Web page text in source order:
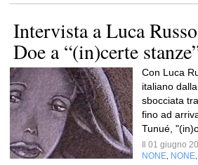
Intervista a Luca
Doe a “(in)certe
Con Luca
italiano
sbocciata
fino ad
Tunué,
Il 01 giugno
NONE NONE